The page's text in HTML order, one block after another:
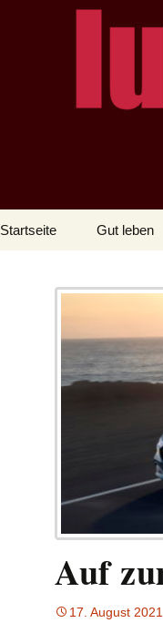
– das Magazin
Startseite Gut leben
Auf
17. August 2021